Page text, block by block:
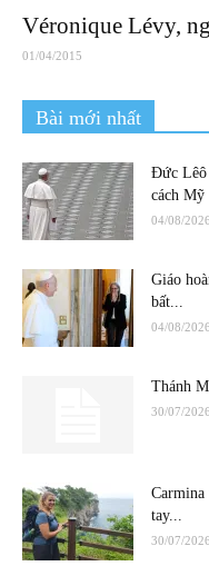
Véronique Lévy,
01/04/2015
Bài mới nhất
Đức Lêô
cách Mỹ
04/08/2026
Giáo
bất...
04/08/2026
Thánh
30/07/2026
tay...
30/07/2026